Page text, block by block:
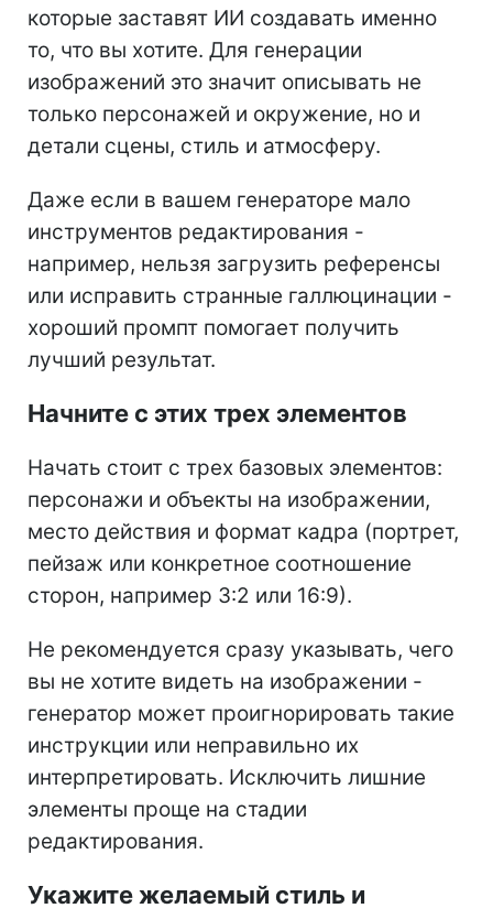
которые заставят ИИ создавать именно
то, что вы хотите. Для генерации
изображений это значит описывать не
только персонажей и окружение, но и
детали сцены, стиль и атмосферу.
Даже если в вашем генераторе мало
инструментов редактирования -
например, нельзя загрузить референсы
или исправить странные галлюцинации -
хороший промпт помогает получить
лучший результат.
Начните с этих трех элементов
Начать стоит с трех базовых элементов:
персонажи и объекты на изображении,
место действия и формат кадра (портрет,
пейзаж или конкретное соотношение
сторон, например 3:2 или 16:9).
Не рекомендуется сразу указывать, чего
вы не хотите видеть на изображении -
генератор может проигнорировать такие
инструкции или неправильно их
интерпретировать. Исключить лишние
элементы проще на стадии
редактирования.
Укажите желаемый стиль и